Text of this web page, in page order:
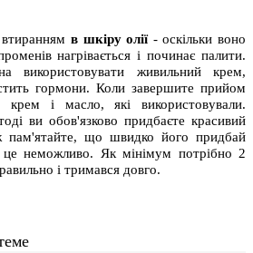
в шкіру олії- оскільки воно
нагрівається і починає палити.
використовувати живильний крем,
гормони. Коли завершите прийом
і масло, які використовували.
ви обов'язково придбаєте красивий
пам'ятайте, що швидко його придбай
неможливо. Як мінімум потрібно 2
і тримався довго.